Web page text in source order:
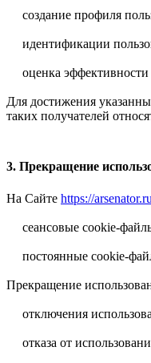
создание профиля
идентификации
оценка
Для достижения
таких получателей
3. Прекращение
На Сайте https://
сеансовые cookie-
постоянные cookie-
Прекращение
отключения
отказа от